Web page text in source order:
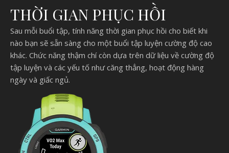
THỜI GIAN PHỤC HỒI
Sau mỗi buổi tập, tính năng thời gian phục hồi cho biết khi
nào bạn sẽ sẵn sàng cho một buổi tập luyện cường độ cao
khác. Chức năng thậm chí còn dựa trên dữ liệu về cường độ
tập luyện và các yếu tố như căng thẳng, hoạt động hàng
ngày và giấc ngủ.